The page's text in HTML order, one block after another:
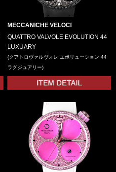
MECCANICHE VELOCI
QUATTRO VALVOLE EVOLUTION 44
LUXUARY
(クアトロヴァルヴォレ エボリューション 44
ラグジュアリー)